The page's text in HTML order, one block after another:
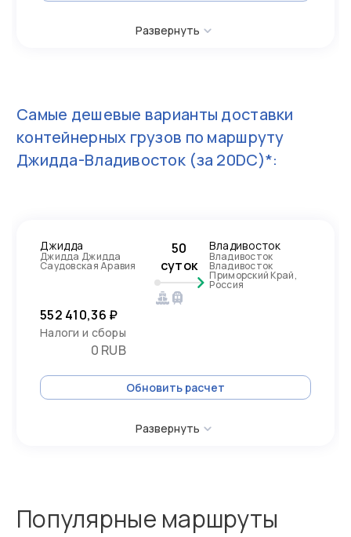
Развернуть
Самые дешевые варианты доставки
контейнерных грузов по маршруту
Джидда-Владивосток (за 20DC)*:
Джидда
Джидда Джидда
Саудовская Аравия
50
суток
Владивосток
Владивосток
Владивосток
Приморский Край,
Россия
552 410,36 ₽
Налоги и сборы
0 RUB
Обновить расчет
Развернуть
Популярные маршруты